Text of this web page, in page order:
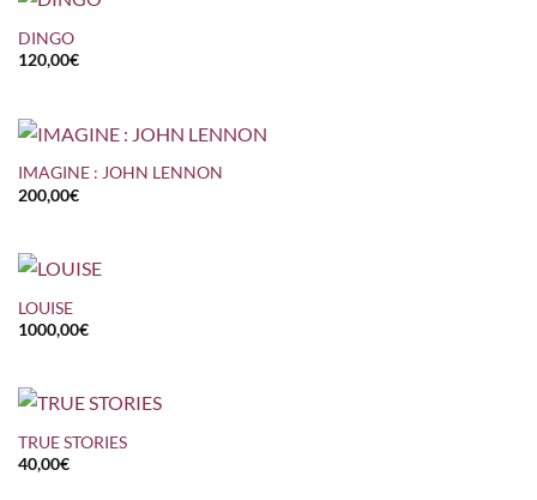
DINGO
120,00€
IMAGINE : JOHN LENNON
200,00€
LOUISE
1000,00€
TRUE STORIES
40,00€